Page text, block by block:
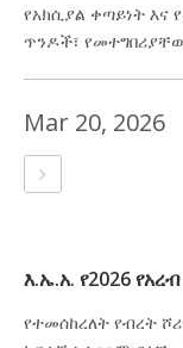
የአክሲያል ቀጣይነት
ጥንዶች፣
Mar 20, 2026
የተመሰከረለት የብረት